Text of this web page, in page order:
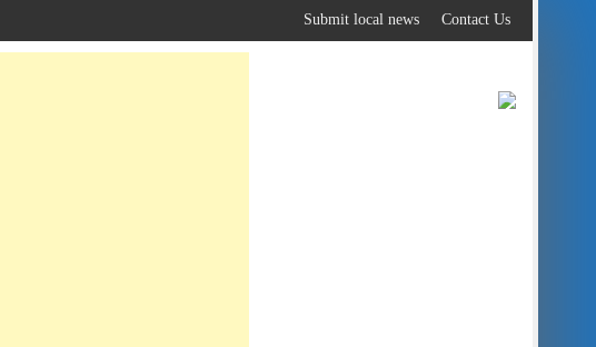
to
content
Contact Us
Submit local news